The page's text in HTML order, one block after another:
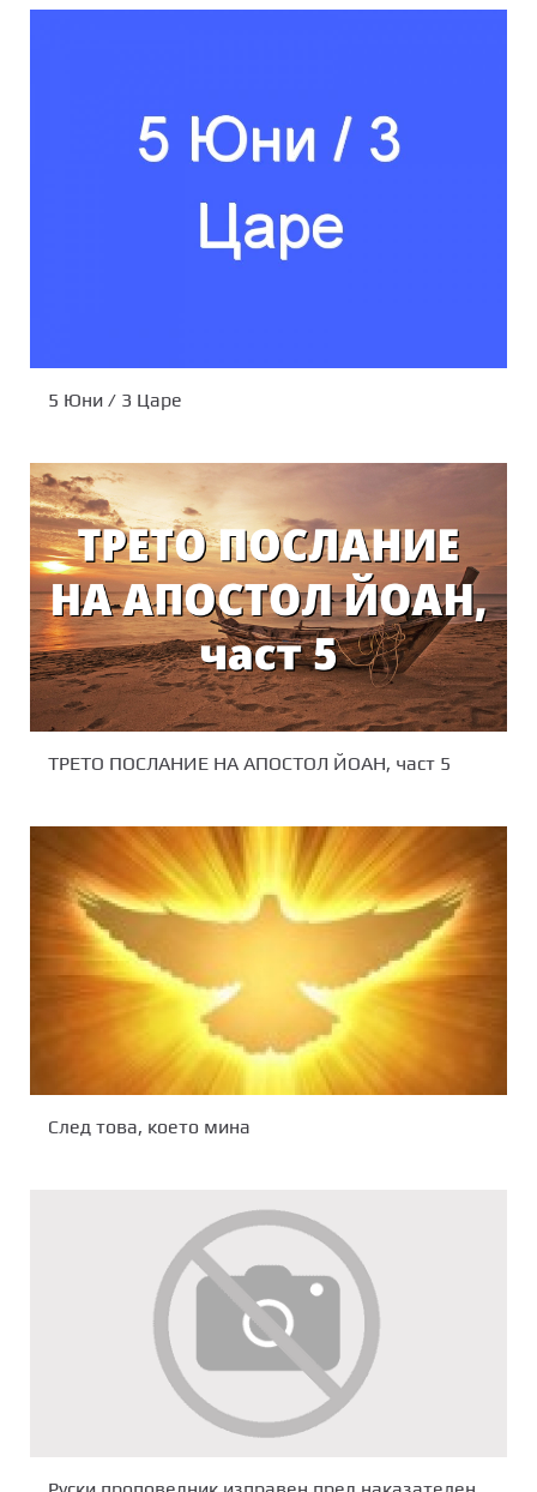
5 Юни / 3 Царе
ТРЕТО ПОСЛАНИЕ НА АПОСТОЛ ЙОАН, част 5
След това, което мина